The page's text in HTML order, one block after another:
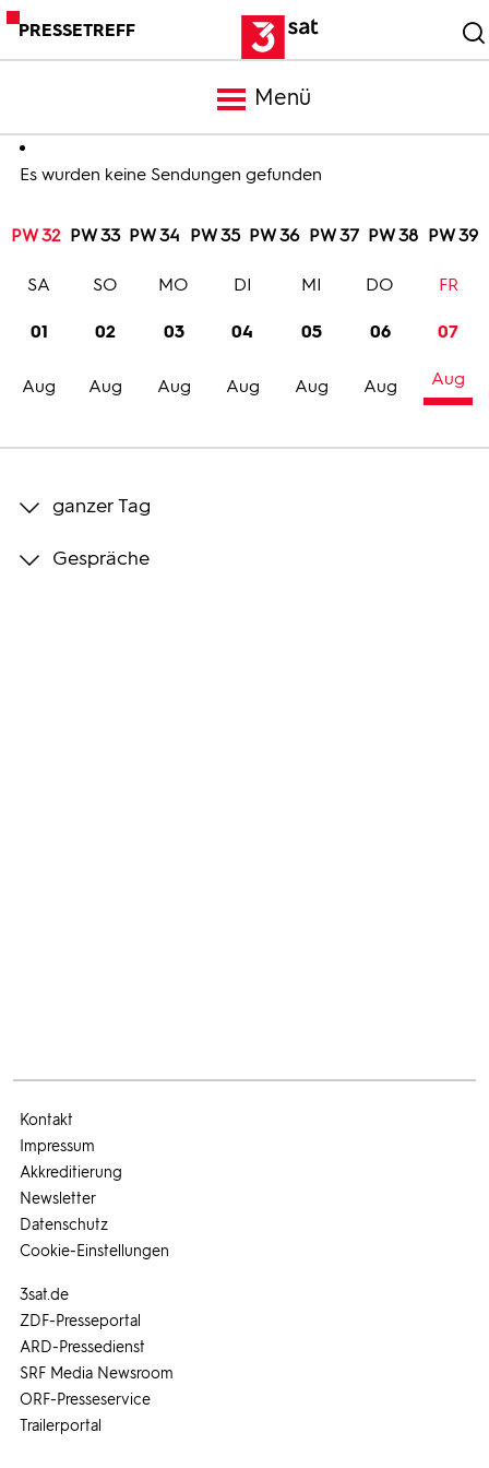
PRESSETREFF
Menü
Meldungen
Programm
Trailer
Bilder
Es wurden keine Sendungen gefunden
PW 32 PW 33 PW 34 PW 35 PW 36 PW 37 PW 38 PW 39
01
Aug
SA
02
Aug
SO
03
Aug
MO
04
Aug
DI
05
Aug
MI
06
Aug
DO
07
Aug
FR
ganzer Tag
Gespräche
3sat.de
ZDF-Presseportal
ARD-Pressedienst
SRF Media Newsroom
ORF-Presseservice
Trailerportal
Kontakt
Impressum
Akkreditierung
Newsletter
Datenschutz
Cookie-Einstellungen